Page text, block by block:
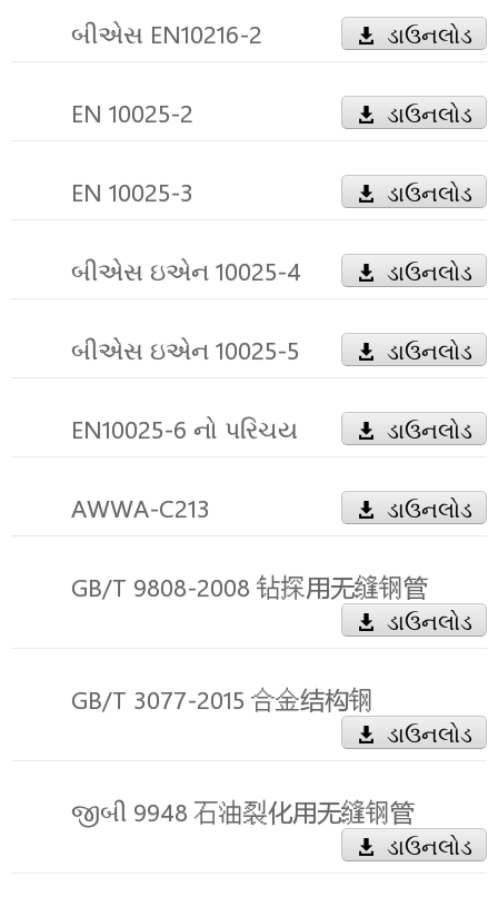
બીએસ EN10216-2 ડાઉનલોડ
EN 10025-2 ડાઉનલોડ
EN 10025-3 ડાઉનલોડ
બીએસ ઇએન 10025-4 ડાઉનલોડ
બીએસ ઇએન 10025-5 ડાઉનલોડ
EN10025-6 નો પરિચય ડાઉનલોડ
AWWA-C213 ડાઉનલોડ
GB/T 9808-2008 钻探用无缝钢管
ડાઉનલોડ
GB/T 3077-2015 合金结构钢
ડાઉનલોડ
જીબી 9948 石油裂化用无缝钢管
ડાઉનલોડ